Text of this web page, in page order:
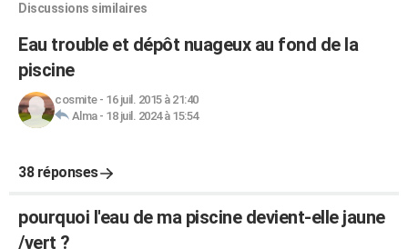
Discussions similaires
Eau trouble et dépôt nuageux au fond de la
piscine
cosmite- 16 juil. 2015 à 21:40
Alma- 18 juil. 2024 à 15:54
38 réponses
pourquoi l'eau de ma piscine devient-elle jaune
/vert ?